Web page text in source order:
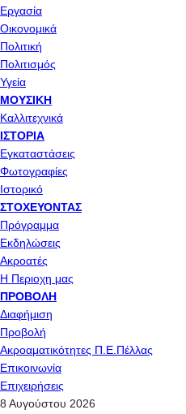
Εργασία
Οικονομικά
Πολιτική
Πολιτισμός
Υγεία
ΜΟΥΣΙΚΉ
Καλλιτεχνικά
ΙΣΤΟΡΊΑ
Εγκαταστάσεις
Φωτογραφίες
Ιστορικό
ΣΤΟΧΕΎΟΝΤΑΣ
Πρόγραμμα
Εκδηλώσεις
Ακροατές
Η Περιοχη μας
ΠΡΟΒΟΛΉ
Διαφήμιση
Προβολή
Ακροαματικότητες Π.Ε.Πέλλας
Επικοινωνία
Επιχειρήσεις
8 Αυγούστου 2026